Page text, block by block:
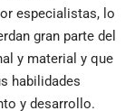
especialistas, lo
gran parte del
y material y que
habilidades
y desarrollo.